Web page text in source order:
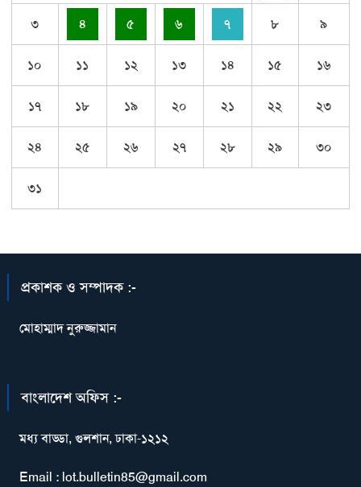
৩ ৪ ৫ ৬ ৭ ৮ ৯
১০ ১১ ১২ ১৩ ১৪ ১৫ ১৬
১৭ ১৮ ১৯ ২০ ২১ ২২ ২৩
২৪ ২৫ ২৬ ২৭ ২৮ ২৯ ৩০
৩১
প্রকাশক ও সম্পাদক :-
মোহাম্মাদ নুরুজ্জামান
বাংলাদেশ অফিস :-
মধ্য বাড্ডা, গুলশান, ঢাকা-১২১২
Email : lot.bulletin85@gmail.com